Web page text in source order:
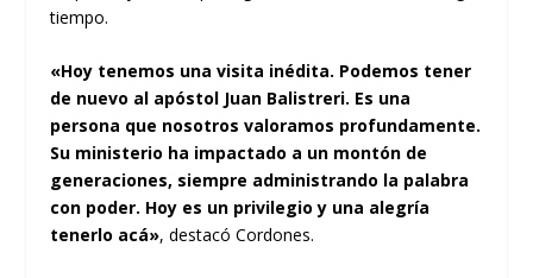
tiempo.
«Hoy tenemos una visita inédita. Podemos tener
de nuevo al apóstol Juan Balistreri. Es una
persona que nosotros valoramos profundamente.
Su ministerio ha impactado a un montón de
generaciones, siempre administrando la palabra
con poder. Hoy es un privilegio y una alegría
tenerlo acá», destacó Cordones.